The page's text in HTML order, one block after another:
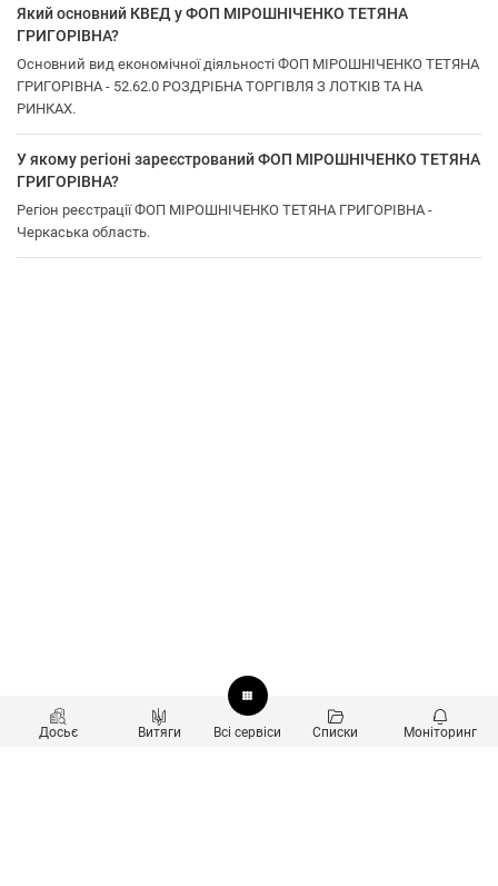
Який основний КВЕД у ФОП МІРОШНІЧЕНКО ТЕТЯНА
ГРИГОРІВНА?
Основний вид економічної діяльності ФОП МІРОШНІЧЕНКО ТЕТЯНА
ГРИГОРІВНА - 52.62.0 РОЗДРІБНА ТОРГІВЛЯ З ЛОТКІВ ТА НА
РИНКАХ.
У якому регіоні зареєстрований ФОП МІРОШНІЧЕНКО ТЕТЯНА
ГРИГОРІВНА?
Регіон реєстрації ФОП МІРОШНІЧЕНКО ТЕТЯНА ГРИГОРІВНА -
Черкаська область.
Досьє Витяги Всі сервіси Списки Моніторинг